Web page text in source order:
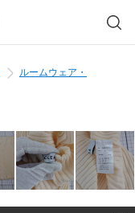
ルームウェア・